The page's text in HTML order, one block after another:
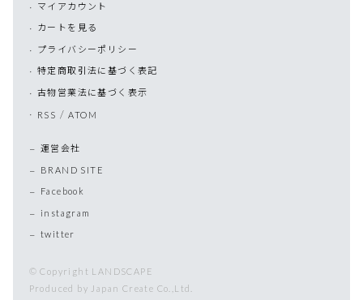
マイアカウント
カートを見る
プライバシーポリシー
特定商取引法に基づく表記
古物営業法に基づく表示
RSS /ATOM
運営会社
BRAND SITE
Facebook
instagram
twitter
© Copyright LANDSCAPE
Produced by Japan Create Co.,Ltd.